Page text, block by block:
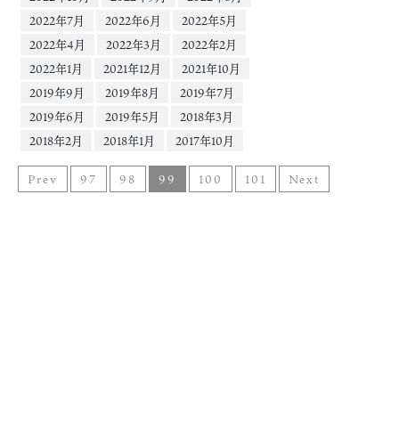
2022年7月
2022年6月
2022年5月
2022年4月
2022年3月
2022年2月
2022年1月
2021年12月
2021年10月
2019年9月
2019年8月
2019年7月
2019年6月
2019年5月
2018年3月
2018年2月
2018年1月 2017年10月
Prev 97 98 99 100 101 Next